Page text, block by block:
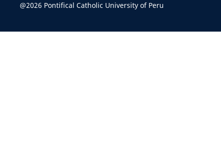
@2026 Pontifical Catholic University of Peru